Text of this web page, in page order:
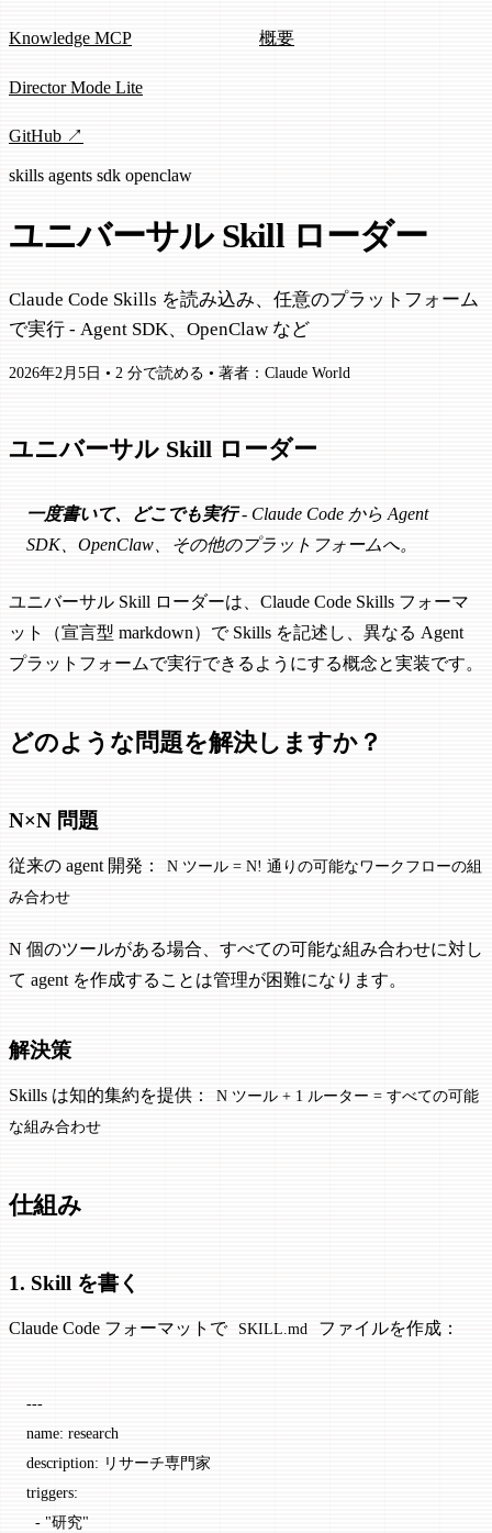
Knowledge MCP
Director Mode Lite
GitHub ↗
概要
skills agents sdk openclaw
ユニバーサル Skill ローダー
Claude Code Skills を読み込み、任意のプラットフォーム
で実行 - Agent SDK、OpenClaw など
2026年2月5日 • 2 分で読める • 著者：Claude World
ユニバーサル Skill ローダー
一度書いて、どこでも実行- Claude Code から Agent
SDK、OpenClaw、その他のプラットフォームへ。
ユニバーサル Skill ローダーは、Claude Code Skills フォーマ
ット（宣言型 markdown）で Skills を記述し、異なる Agent
プラットフォームで実行できるようにする概念と実装です。
どのような問題を解決しますか？
N×N 問題
従来の agent 開発：
N ツール = N! 通りの可能なワークフローの組
み合わせ
N 個のツールがある場合、すべての可能な組み合わせに対し
て agent を作成することは管理が困難になります。
解決策
Skills は知的集約を提供：
N ツール + 1 ルーター = すべての可能
な組み合わせ
仕組み
1. Skill を書く
Claude Code フォーマットで SKILL.md ファイルを作成：
---
name: research
description: リサーチ専門家
triggers:
  -
"研究"